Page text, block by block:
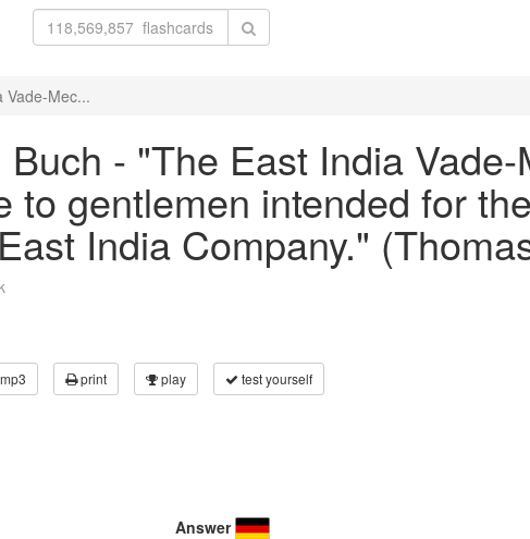
Vade-Mec...
- "The East India
to gentlemen intended for
India Company."
print play test yourself
Answer